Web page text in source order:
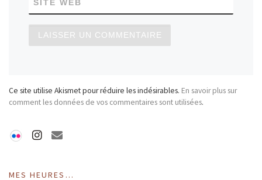
SITE WEB
Ce site utilise Akismet pour réduire les indésirables. En savoir plus sur
comment les données de vos commentaires sont utilisées.
MES HEURES…